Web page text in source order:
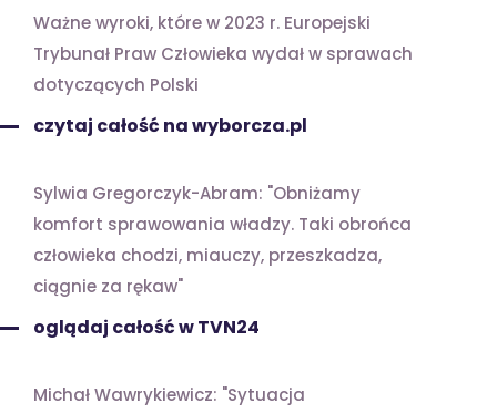
Ważne wyroki, które w 2023 r. Europejski
Trybunał Praw Człowieka wydał w sprawach
dotyczących Polski
czytaj całość na wyborcza.pl
Sylwia Gregorczyk-Abram: "Obniżamy
komfort sprawowania władzy. Taki obrońca
człowieka chodzi, miauczy, przeszkadza,
ciągnie za rękaw"
oglądaj całość w TVN24
Michał Wawrykiewicz: "Sytuacja